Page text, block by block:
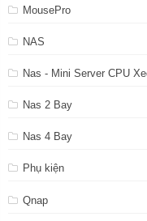
MousePro
NAS
Nas - Mini Server CPU
Nas 2 Bay
Nas 4 Bay
Phụ kiện
Qnap